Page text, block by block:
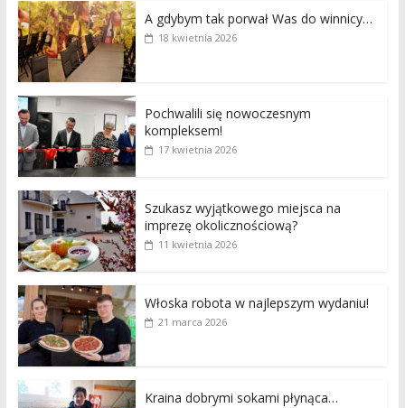
A gdybym tak porwał Was do winnicy…
18 kwietnia 2026
Pochwalili się nowoczesnym
kompleksem!
17 kwietnia 2026
Szukasz wyjątkowego miejsca na
imprezę okolicznościową?
11 kwietnia 2026
Włoska robota w najlepszym wydaniu!
21 marca 2026
Kraina dobrymi sokami płynąca…